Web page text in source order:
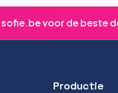
voor de beste
Productie